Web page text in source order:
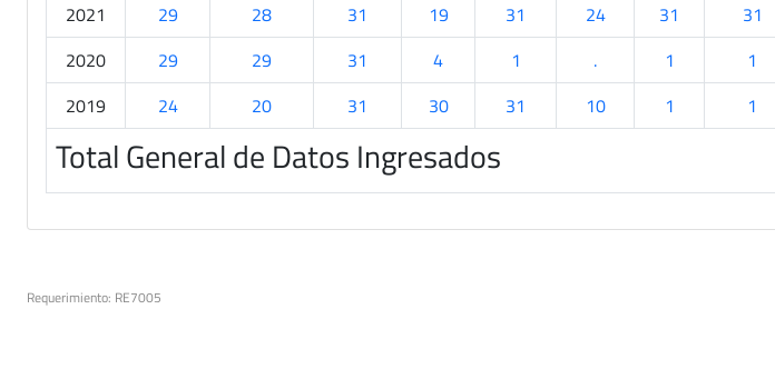
2021
29 28 31 19 31 24 31 31
2020
29 29 31 4 1 . 1 1
2019
24 20 31 30 31 10 1 1
Total General de Datos Ingresados
Requerimiento: RE7005